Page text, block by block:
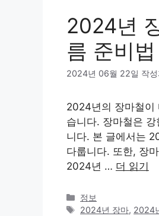
2024년
름 준비법
2024년 06월 22일 작
2024년의 장마철이
습니다. 장마철은
니다. 본 글에서는
다룹니다. 또한, 장
2024년 … 더 읽기
카
테
정보
태
2024년 장마, 2024